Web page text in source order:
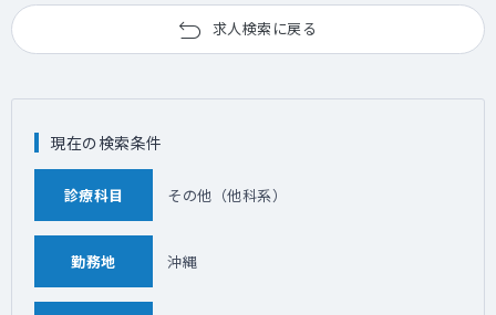
求人検索に戻る
現在の検索条件
診療科目 その他（他科系）
勤務地 沖縄